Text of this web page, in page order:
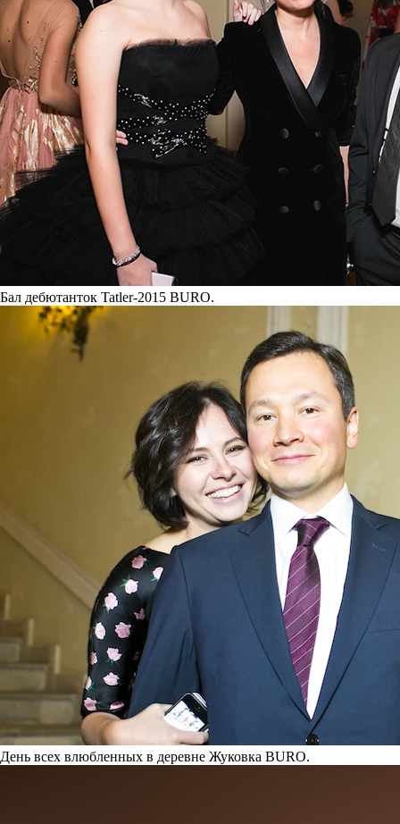
Бал дебютанток Tatler-2015 BURO.
День всех влюбленных в деревне Жуковка BURO.